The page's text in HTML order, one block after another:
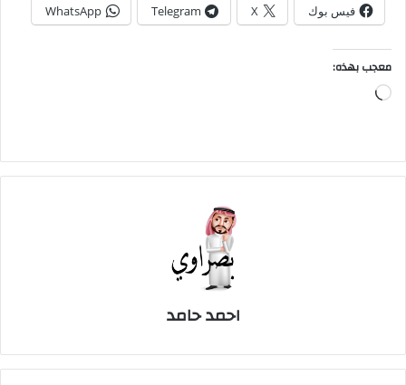
فيس بوك X
Telegram
WhatsApp
معجب بهذه:
جاري
احمد حامد